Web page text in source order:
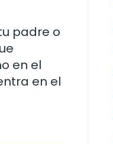
padre o
en el
en el